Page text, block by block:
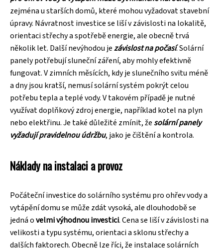
zejména u starších domů, které mohou vyžadovat stavební
úpravy. Návratnost investice se liší v závislosti na lokalitě,
orientaci střechy a spotřebě energie, ale obecně trvá
několik let. Další nevýhodou jezávislost na počasí. Solární
panely potřebují sluneční záření, aby mohly efektivně
fungovat. V zimních měsících, kdy je slunečního svitu méně
a dny jsou kratší, nemusí solární systém pokrýt celou
potřebu tepla a teplé vody. V takovém případě je nutné
využívat doplňkový zdroj energie, například kotel na plyn
nebo elektřinu. Je také důležité zmínit, žesolární panely
vyžadují pravidelnou údržbu, jako je čištění a kontrola.
Náklady na instalaci a provoz
Počáteční investice do solárního systému pro ohřev vody a
vytápění domu se může zdát vysoká, ale dlouhodobě se
jedná ovelmi výhodnou investici. Cena se liší v závislosti na
velikosti a typu systému, orientaci a sklonu střechy a
dalších faktorech. Obecně lze říci, že instalace solárních